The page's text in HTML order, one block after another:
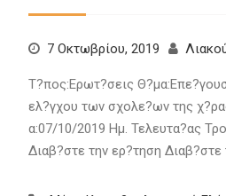
7 Οκτωβρίου, 2019
Τ?πος:Ερωτ?σεις
ελ?γχου των σχολε?ων της
α:07/10/2019 Ημ. Τελευτα?ας
Διαβ?στε την ερ?τηση Διαβ?στε